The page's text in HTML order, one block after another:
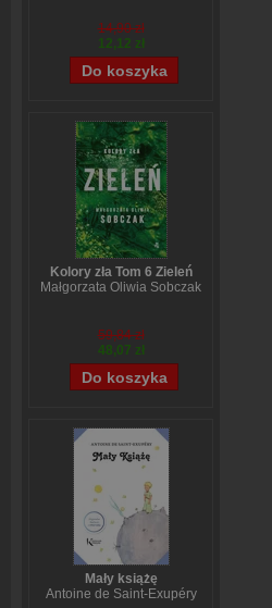
14,90 zł
12,12 zł
Kolory zła Tom 6 Zieleń
Małgorzata Oliwia Sobczak
59,84 zł
48,07 zł
Mały książę
Antoine de Saint-Exupéry